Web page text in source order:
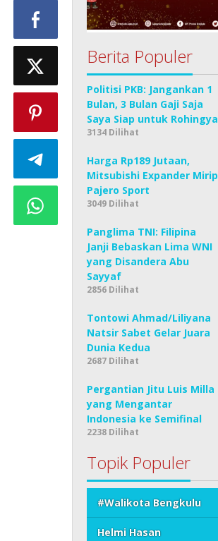
Berita Populer
Politisi PKB: Jangankan 1
Bulan, 3 Bulan Gaji Saja
Saya Siap untuk Rohingya
3134 Dilihat
Harga Rp189 Jutaan,
Mitsubishi Expander Mirip
Pajero Sport
3049 Dilihat
Panglima TNI: Filipina
Janji Bebaskan Lima WNI
yang Disandera Abu
Sayyaf
2856 Dilihat
Tontowi Ahmad/Liliyana
Natsir Sabet Gelar Juara
Dunia Kedua
2687 Dilihat
Pergantian Jitu Luis Milla
yang Mengantar
Indonesia ke Semifinal
2238 Dilihat
Topik Populer
#Walikota Bengkulu
Helmi Hasan